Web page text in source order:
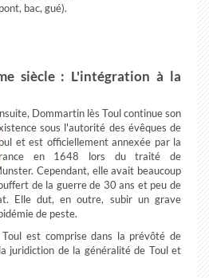
bac, gué).
siècle : L'intégration à la
Dommartin lès Toul continue son
sous l'autorité des évêques de
et est officiellement annexée par la
en 1648 lors du traité de
Cependant, elle avait beaucoup
de la guerre de 30 ans et peu de
Elle dut, en outre, subir un grave
de peste.
est comprise dans la prévôté de
juridiction de la généralité de Toul et